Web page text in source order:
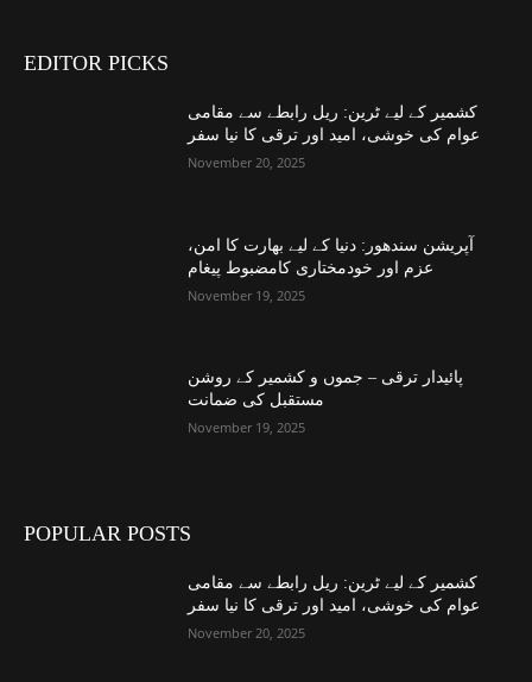
EDITOR PICKS
کشمیر کے لیے ٹرین: ریل رابطے سے مقامی
عوام کی خوشی، امید اور ترقی کا نیا سفر
November 20, 2025
آپریشن سندھور: دنیا کے لیے بھارت کا امن،
عزم اور خودمختاری کامضبوط پیغام
November 19, 2025
پائیدار ترقی – جموں و کشمیر کے روشن
مستقبل کی ضمانت
November 19, 2025
POPULAR POSTS
کشمیر کے لیے ٹرین: ریل رابطے سے مقامی
عوام کی خوشی، امید اور ترقی کا نیا سفر
November 20, 2025